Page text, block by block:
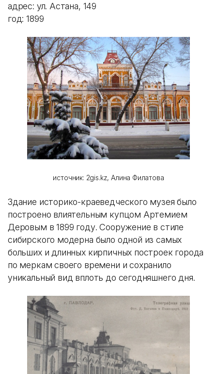
адрес: ул. Астана, 149
год: 1899
источник: 2gis.kz, Алина Филатова
Здание историко-краеведческого музея было
построено влиятельным купцом Артемием
Деровым в 1899 году. Сооружение в стиле
сибирского модерна было одной из самых
больших и длинных кирпичных построек города
по меркам своего времени и сохранило
уникальный вид вплоть до сегодняшнего дня.